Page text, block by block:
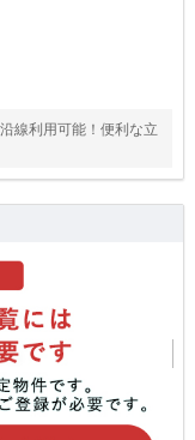
線利用可能！便利な立